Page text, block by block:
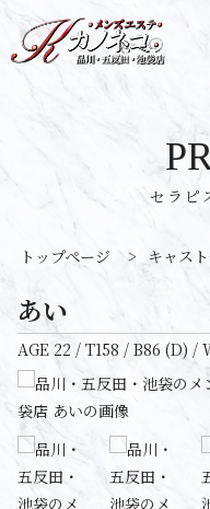
セラピ
トップページ > キャス
あい
AGE 22 / T158 / B86 (D) /